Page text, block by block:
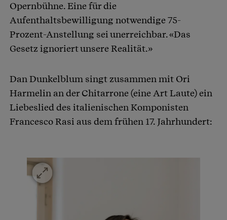
Opernbühne. Eine für die
Aufenthaltsbewilligung notwendige 75-
Prozent-Anstellung sei unerreichbar. «Das
Gesetz ignoriert unsere Realität.»
Dan Dunkelblum singt zusammen mit Ori
Harmelin an der Chitarrone (eine Art Laute) ein
Liebeslied des italienischen Komponisten
Francesco Rasi aus dem frühen 17. Jahrhundert: